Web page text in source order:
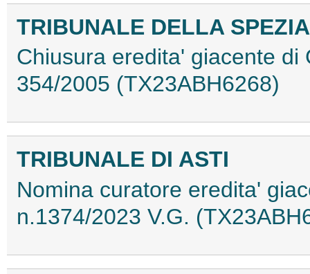
TRIBUNALE DELLA SPEZIA
Chiusura eredita' giacente di
354/2005 (TX23ABH6268)
TRIBUNALE DI ASTI
Nomina curatore eredita'
n.1374/2023 V.G.